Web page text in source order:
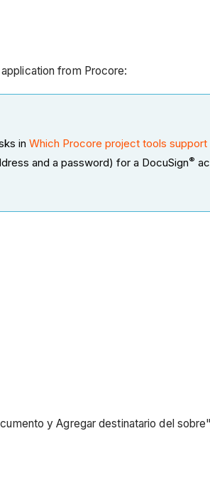
from Procore:
in Which Procore project tools support
and a password) for a DocuSign®
y Agregar destinatario del